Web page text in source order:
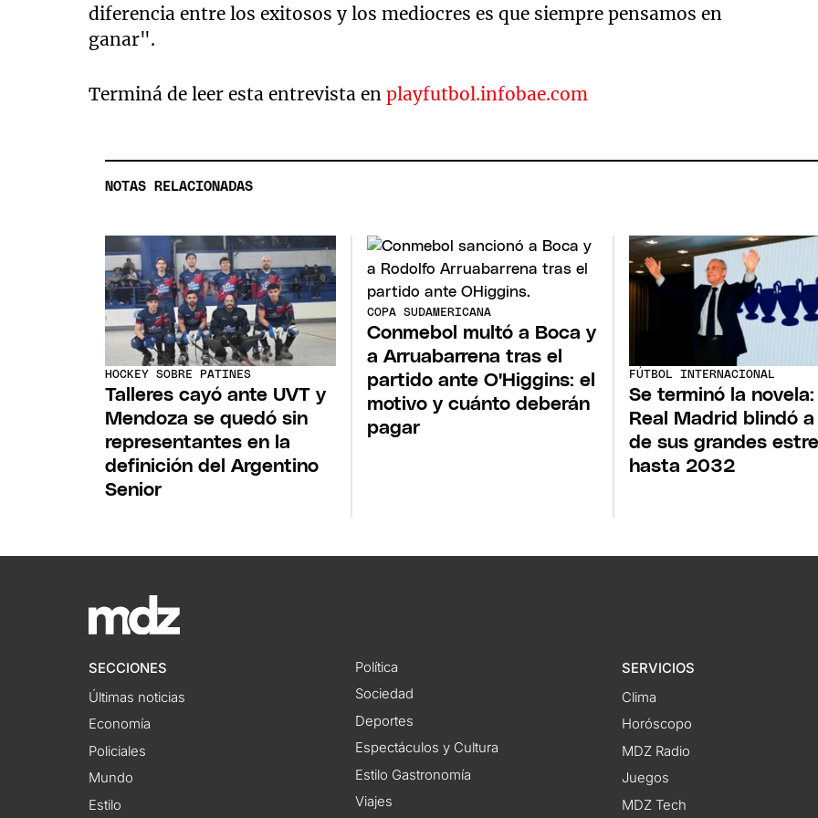
diferencia entre los exitosos y los mediocres es que siempre pensamos en
ganar".
Terminá de leer esta entrevista enplayfutbol.infobae.com
NOTAS RELACIONADAS
HOCKEY SOBRE PATINES
Talleres cayó ante UVT y
Mendoza se quedó sin
representantes en la
definición del Argentino
Senior
COPA SUDAMERICANA
Conmebol multó a Boca y
a Arruabarrena tras el
partido ante O'Higgins: el
motivo y cuánto deberán
pagar
FÚTBOL INTERNACIONAL
Se terminó la novela:
Real Madrid blindó
de sus grandes
hasta 2032
SECCIONES
Últimas noticias
Economía
Policiales
Mundo
Estilo
Política
Sociedad
Deportes
Espectáculos y Cultura
Estilo Gastronomía
Viajes
SERVICIOS
Clima
Horóscopo
MDZ Radio
Juegos
MDZ Tech